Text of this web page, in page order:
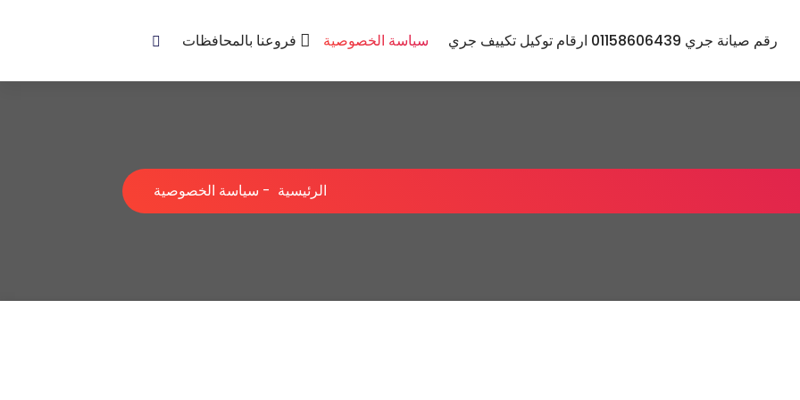
رقم صيانة جري 01158606439 ارقام توكيل تكييف جري سياسة الخصوصية فروعنا بالمحافظات
الرئيسية - سياسة الخصوصية